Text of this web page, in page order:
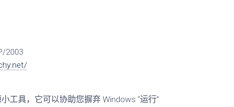
2003
具，它可以协助您摒弃 Windows “运行”